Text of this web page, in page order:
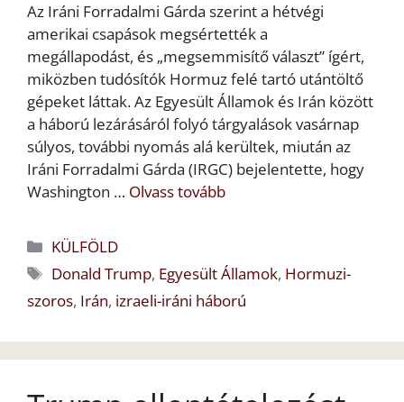
Az Iráni Forradalmi Gárda szerint a hétvégi
amerikai csapások megsértették a
megállapodást, és „megsemmisítő választ” ígért,
miközben tudósítók Hormuz felé tartó utántöltő
gépeket láttak. Az Egyesült Államok és Irán között
a háború lezárásáról folyó tárgyalások vasárnap
súlyos, további nyomás alá kerültek, miután az
Iráni Forradalmi Gárda (IRGC) bejelentette, hogy
Washington … Olvass tovább
Kategória
KÜLFÖLD
Címkék
Donald Trump, Egyesült Államok, Hormuzi-
szoros, Irán, izraeli-iráni háború